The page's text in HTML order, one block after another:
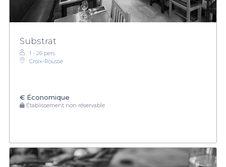
Substrat
1 - 26 pers.
Croix-Rousse
€ Économique
Établissement non réservable